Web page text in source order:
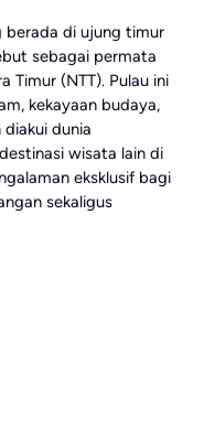
di ujung timur
sebagai permata
Timur (NTT). Pulau ini
kekayaan budaya,
dunia
wisata lain di
eksklusif bagi
sekaligus